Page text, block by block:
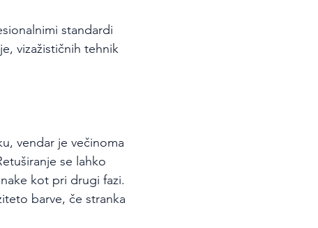
standardi
vizažističnih tehnik
vendar je večinoma
se lahko
kot pri drugi fazi.
barve, če stranka